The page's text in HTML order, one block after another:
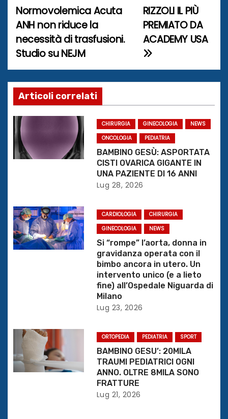
a
v
i
g
a
z
i
o
a
r
o
l
i
RIZZOLI IL PIÙ
PREMIATO DA
ACADEMY USA
Normovolemica Acuta
ANH non riduce la
necessità di trasfusioni.
Studio su NEJM
Articoli correlati
CHIRURGIA GINECOLOGIA
NEWS
ONCOLOGIA
PEDIATRIA
BAMBINO GESÙ: ASPORTATA
CISTI OVARICA GIGANTE IN
UNA PAZIENTE DI 16 ANNI
Lug 28, 2026
CARDIOLOGIA
CHIRURGIA
GINECOLOGIA
NEWS
Si “rompe” l’aorta, donna in
gravidanza operata con il
bimbo ancora in utero. Un
intervento unico (e a lieto
fine) all’Ospedale Niguarda di
Milano
Lug 23, 2026
ORTOPEDIA PEDIATRIA SPORT
BAMBINO GESU’: 20MILA
TRAUMI PEDIATRICI OGNI
ANNO. OLTRE 8MILA SONO
FRATTURE
Lug 21, 2026